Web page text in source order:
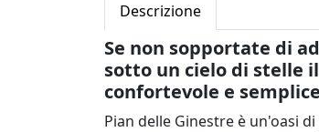
Descrizione
Se non sopportate di
sotto un cielo di stelle
confortevole e
Pian delle Ginestre è un'oasi